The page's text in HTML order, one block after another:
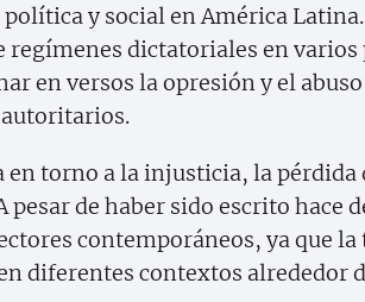
y social en América
regímenes dictatoriales en
en versos la opresión y el
autoritarios.
torno a la injusticia, la pérdida
de haber sido escrito hace
contemporáneos, ya que
diferentes contextos alrededor